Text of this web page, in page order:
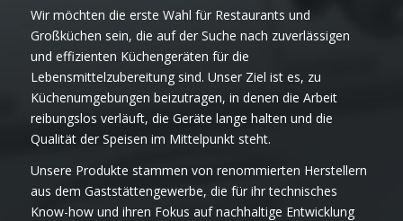
Wir möchten die erste Wahl für Restaurants und
Großküchen sein, die auf der Suche nach zuverlässigen
und effizienten Küchengeräten für die
Lebensmittelzubereitung sind. Unser Ziel ist es, zu
Küchenumgebungen beizutragen, in denen die Arbeit
reibungslos verläuft, die Geräte lange halten und die
Qualität der Speisen im Mittelpunkt steht.
Unsere Produkte stammen von renommierten Herstellern
aus dem Gaststättengewerbe, die für ihr technisches
Know-how und ihren Fokus auf nachhaltige Entwicklung